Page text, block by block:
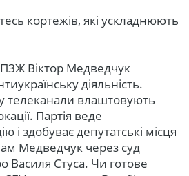
кортежів, які ускладнюють
Віктор Медведчук
діяльність.
телеканали влаштовують
Партія веде
і здобуває депутатські місця
Медведчук через суд
Василя Стуса. Чи готове